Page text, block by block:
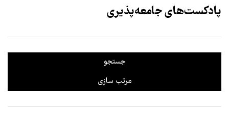
پادکست‌های جامعه‌پذیری
جستجو
مرتب سازی